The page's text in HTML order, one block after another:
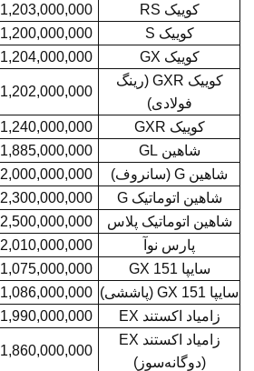
کوییک RS
1,203,000,000
کوییک S
1,200,000,000
کوییک GX
1,204,000,000
کوییک GXR (رینگ
فولادی)
1,202,000,000
کوییک GXR 1,240,000,000
شاهین GL
1,885,000,000
شاهین G (سانروف)
2,000,000,000
شاهین اتوماتیک G
2,300,000,000
شاهین اتوماتیک پلاس
2,500,000,000
پارس نوآ
2,010,000,000
سایپا 151 GX
1,075,000,000
سایپا 151 GX (پاششی)
1,086,000,000
زامیاد اکستند EX
1,990,000,000
زامیاد اکستند EX
(دوگانه‌سوز)
1,860,000,000